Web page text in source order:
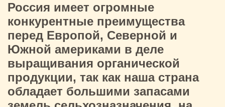
Россия имеет огромные
конкурентные преимущества
перед Европой, Северной и
Южной америками в деле
выращивания органической
продукции, так как наша страна
обладает большими запасами